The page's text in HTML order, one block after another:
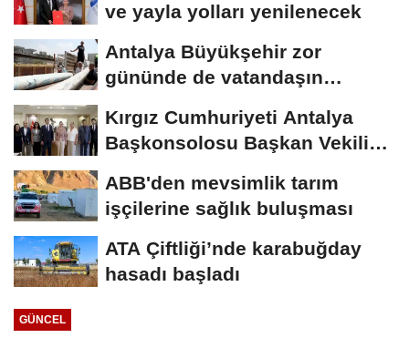
ve yayla yolları yenilenecek
Antalya Büyükşehir zor
gününde de vatandaşın
Kırgız Cumhuriyeti Antalya
Başkonsolosu Başkan Vekili
ABB'den mevsimlik tarım
işçilerine sağlık buluşması
ATA Çiftliği’nde karabuğday
hasadı başladı
GÜNCEL